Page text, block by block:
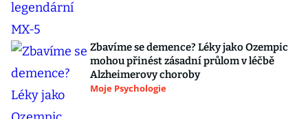
Zbavíme se demence? Léky jako Ozempic
mohou přinést zásadní průlom v léčbě
Alzheimerovy choroby
Moje Psychologie